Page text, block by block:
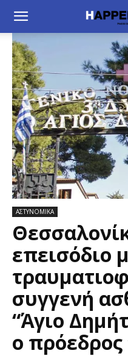
ΑΣΤΥΝΟΜΙΚΑ
επεισόδιο
συγγενή
“Άγιο
ο